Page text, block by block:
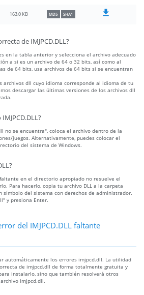
163.0 KB MD5 SHA1
de IMJPCD.DLL?
en la tabla anterior y selecciona el archivo adecuado
a si es un archivo de 64 o 32 bits, así como al
de 64 bits, usa archivos de 64 bits si se encuentran
archivos dll cuyo idioma corresponde al idioma de tu
descargar las últimas versiones de los archivos dll
no se encuentra", coloca el archivo dentro de la
juegos. Alternativamente, puedes colocar el
del sistema de Windows.
en el directorio apropiado no resuelve el
Para hacerlo, copia tu archivo DLL a la carpeta
símbolo del sistema con derechos de administrador.
y presiona Enter.
del IMJPCD.DLL faltante
automáticamente los errores imjpcd.dll. La utilidad
de imjpcd.dll de forma totalmente gratuita y
instalarlo, sino que también resolverá otros
imjpcd.dll.